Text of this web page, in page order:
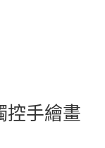
控手繪畫